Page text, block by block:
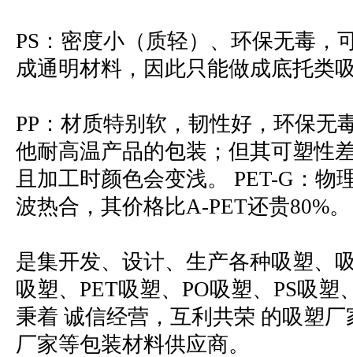
PS：密度小（质轻）、环保无毒，
成通明材料，因此只能做成底托类
PP：材质特别软，韧性好，环保无
他耐高温产品的包装；但其可塑性
且加工时颜色会变浅。 PET-G：物
波热合，其价格比A-PET还贵80%。
是集开发、设计、生产各种吸塑、
吸塑、PET吸塑、PO吸塑、PS吸
秉着 诚信经营，互利共荣 的吸塑
厂家等包装材料供应商。